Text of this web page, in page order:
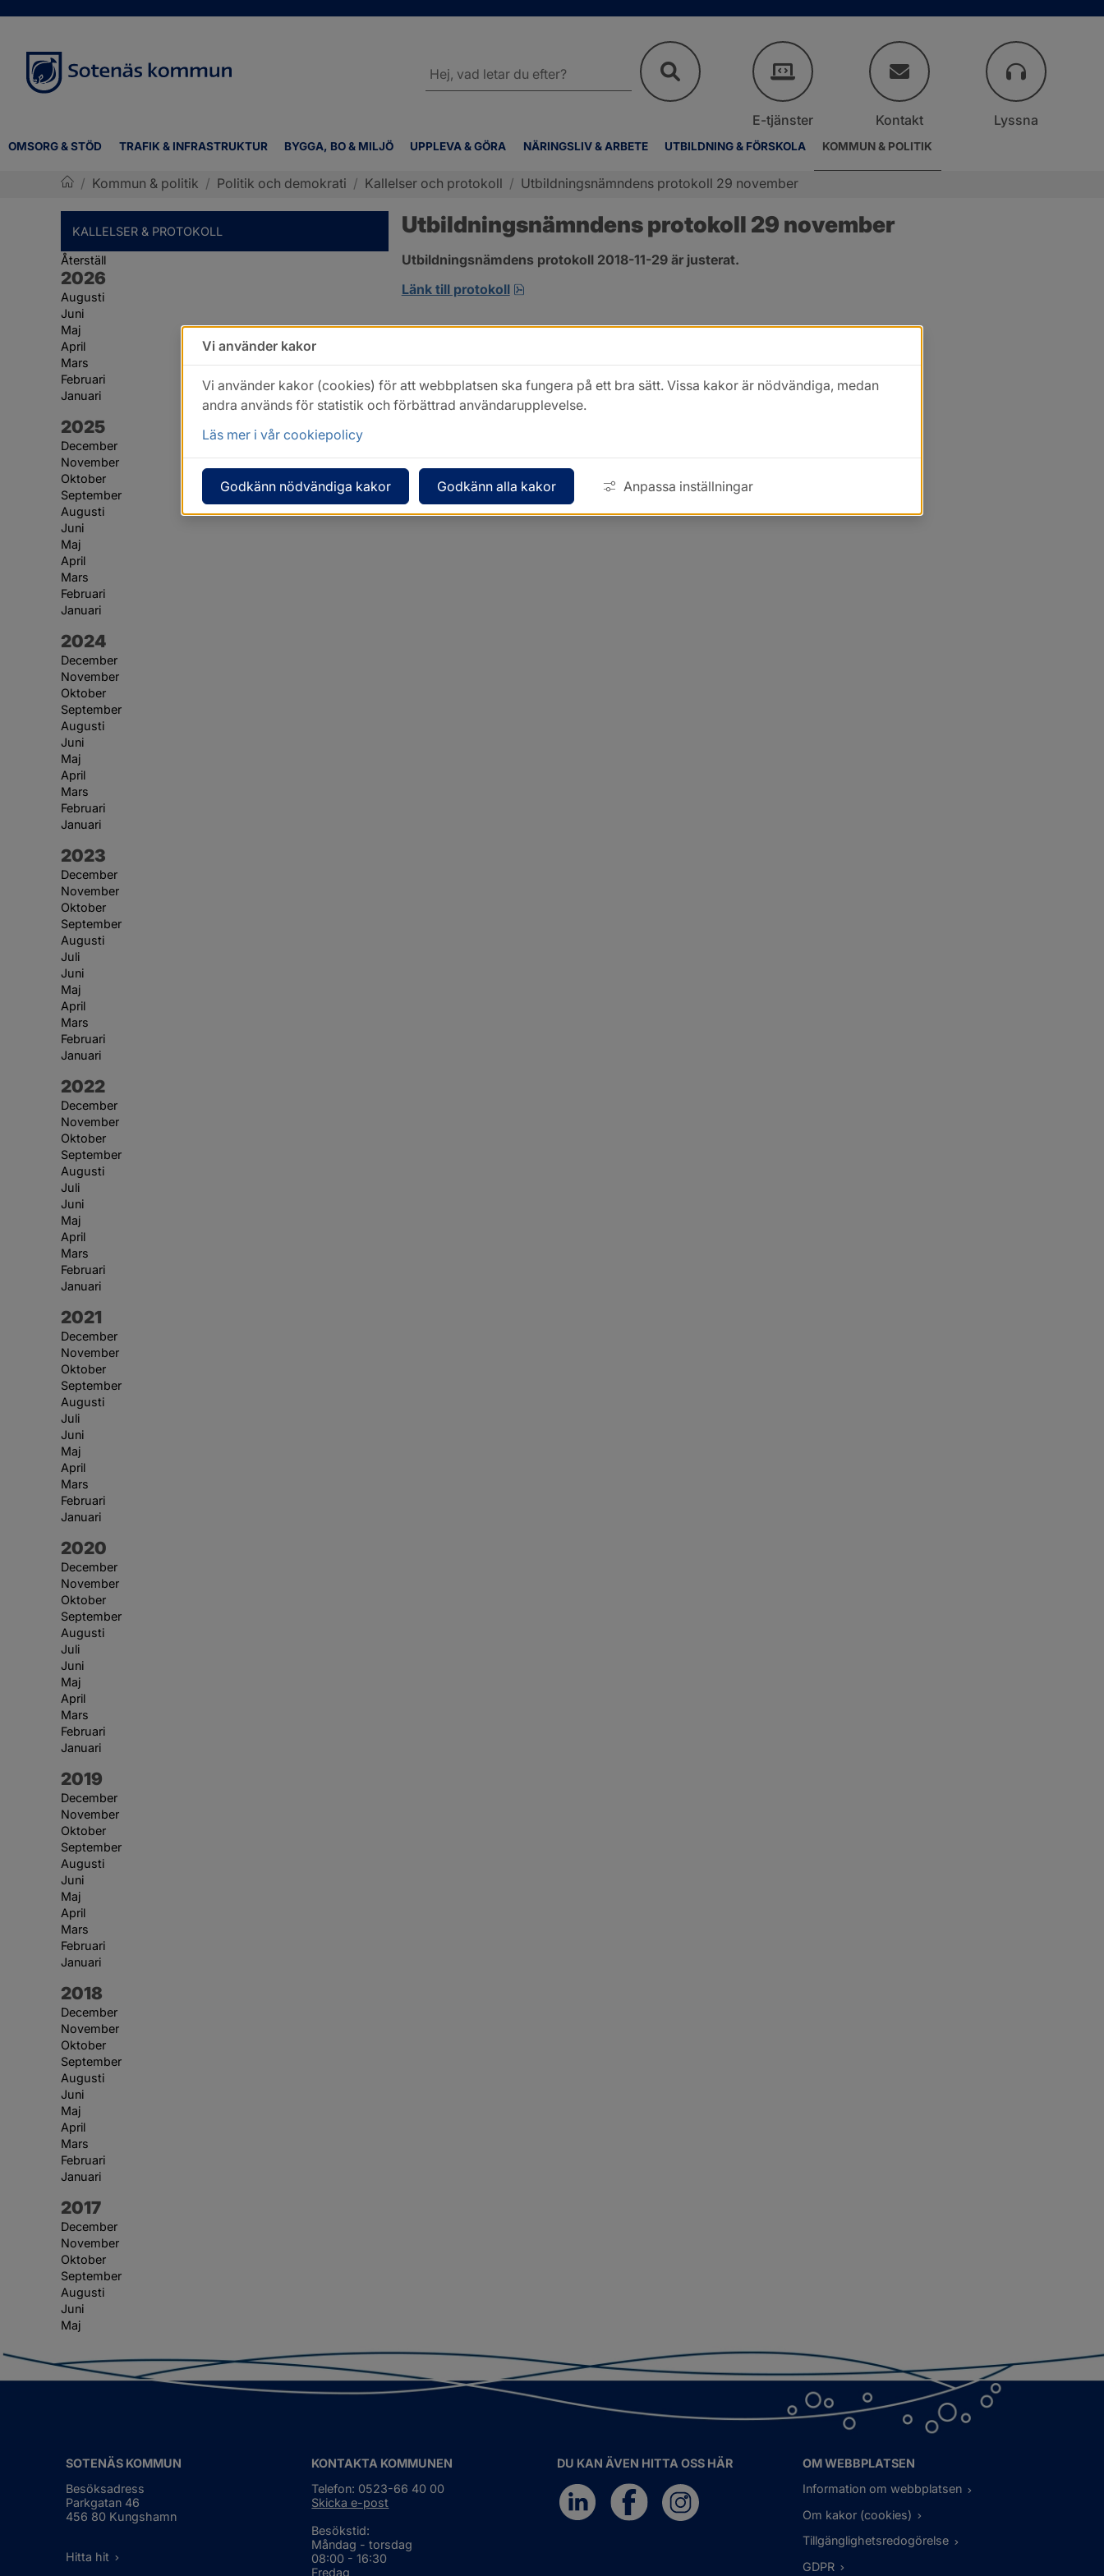
OMSORG & STÖD TRAFIK & INFRASTRUKTUR BYGGA, BO & MILJÖ UPPLEVA & GÖRA NÄRINGSLIV & ARBETE UTBILDNING & FÖRSKOLA KOMMUN & POLITIK
webbplatsen
E-tjänster Kontakt Lyssna
/ Kommun & politik / Politik och demokrati / Kallelser och protokoll / Utbildningsnämndens protokoll 29 november
KALLELSER & PROTOKOLL
Återställ
År:
2026
Augusti
Juni
Maj
April
Mars
Februari
Januari
År:
2025
December
November
Oktober
September
Augusti
Juni
Maj
April
Mars
Februari
Januari
År:
2024
December
November
Oktober
September
Augusti
Juni
Maj
April
Mars
Februari
Januari
År:
2023
December
November
Oktober
September
Augusti
Juli
Juni
Maj
April
Mars
Februari
Januari
År:
2022
December
November
Oktober
September
Augusti
Juli
Juni
Maj
April
Mars
Februari
Januari
År:
2021
December
November
Oktober
September
Augusti
Juli
Juni
Maj
April
Mars
Februari
Januari
År:
2020
December
November
Oktober
September
Augusti
Juli
Juni
Maj
April
Mars
Februari
Januari
År:
2019
December
November
Oktober
September
Augusti
Juni
Maj
April
Mars
Februari
Januari
År:
2018
December
November
Oktober
September
Augusti
Juni
Maj
April
Mars
Februari
Januari
År:
2017
December
November
Oktober
September
Augusti
Juni
Maj
Utbildningsnämndens protokoll 29 november
Utbildningsnämdens protokoll 2018-11-29 är justerat.
Länk till protokoll
pdf, 266.9 kB, öppnas i nytt fönster.
SOTENÄS KOMMUN
Besöksadress
Parkgatan 46
456 80 Kungshamn
Hitta hit
KONTAKTA KOMMUNEN
Telefon: 0523-66 40 00
Skicka e-post
Besökstid:
Måndag - torsdag
08:00 - 16:30
Fredag
DU KAN ÄVEN HITTA OSS HÄR
OM WEBBPLATSEN
Information om webbplatsen
Om kakor (cookies)
Tillgänglighetsredogörelse
GDPR
Vi använder kakor
Vi använder kakor (cookies) för att webbplatsen ska fungera på ett bra sätt. Vissa kakor är nödvändiga, medan
andra används för statistik och förbättrad användarupplevelse.
Läs mer i vår cookiepolicy
Godkänn nödvändiga kakor Godkänn alla kakor Anpassa inställningar